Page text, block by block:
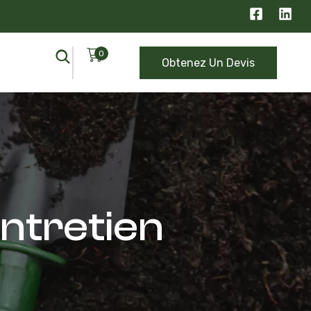
0
Obtenez Un Devis